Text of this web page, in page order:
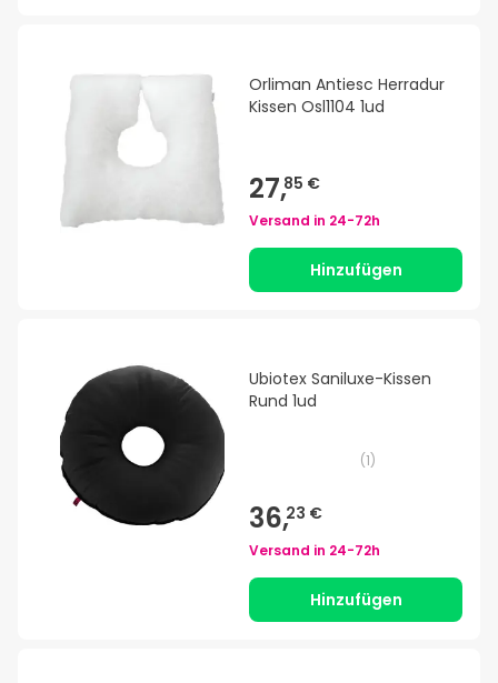
Orliman Antiesc Herradur
Kissen Osl1104 1ud
27,85 €
Versand in 24-72h
Hinzufügen
Ubiotex Saniluxe-Kissen
Rund 1ud
(1)
36,23 €
Versand in 24-72h
Hinzufügen